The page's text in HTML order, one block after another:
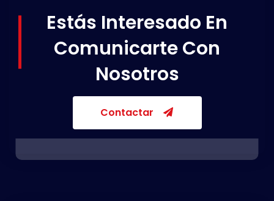
Estás Interesado En
Comunicarte Con
Nosotros
Contactar